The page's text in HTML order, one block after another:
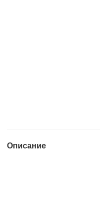
Описание